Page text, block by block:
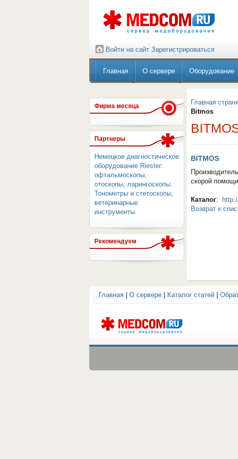
Войти на сайт Зарегистрироваться
Главная О сервере Оборудование
Фирма месяца
Партнеры
Немецкое диагностическое
оборудование Riester:
офтальмоскопы,
отоскопы, ларингоскопы.
Тонометры и стетоскопы,
ветеринарные
инструменты.
Рекомендуем
Главная
Bitmos
BITMOS
скорой
Каталог:
Возврат к
Главная О сервере Каталог статей